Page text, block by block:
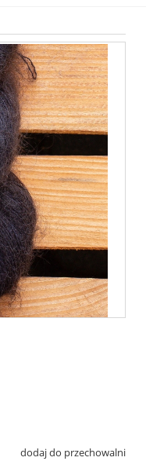
dodaj do przechowalni